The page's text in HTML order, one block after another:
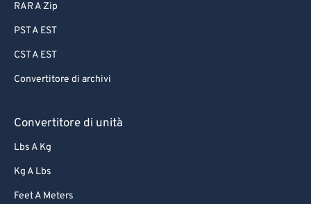
RAR A Zip
PST A EST
CST A EST
Convertitore di archivi
Convertitore di unità
Lbs A Kg
Kg A Lbs
Feet A Meters